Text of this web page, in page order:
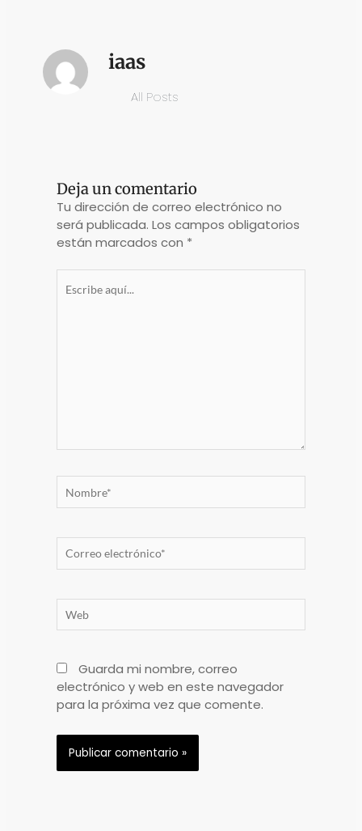
iaas
All Posts
Deja un comentario
Tu dirección de correo electrónico no
será publicada. Los campos obligatorios
están marcados con *
aquí...
electrónico*
Guarda mi nombre, correo
electrónico y web en este navegador
para la próxima vez que comente.